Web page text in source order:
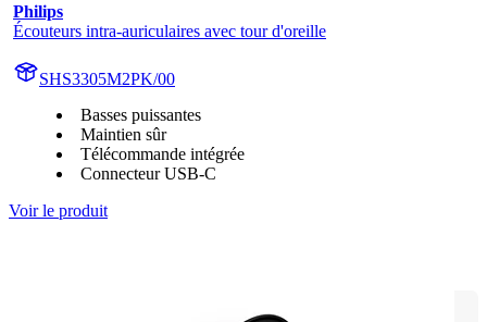
Philips
Écouteurs intra-auriculaires avec tour d'oreille
SHS3305M2PK/00
Basses puissantes
Maintien sûr
Télécommande intégrée
Connecteur USB-C
Voir le produit